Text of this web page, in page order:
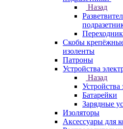
Назад
Скобы
изоленты
Патроны
Устройства
Назад
Устройства
Батарейки
Зарядные
Изоляторы
Аксессуары для